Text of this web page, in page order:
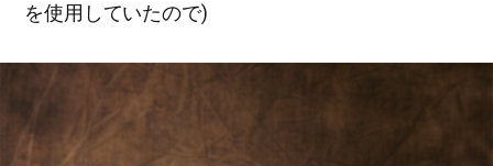
を使用していたので)